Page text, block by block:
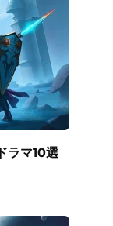
ラマ10選